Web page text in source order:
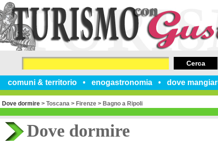
comuni & territorio enogastronomia dove
Cerca
Dove dormire > Toscana > Firenze > Bagno a Ripoli
Dove dormire